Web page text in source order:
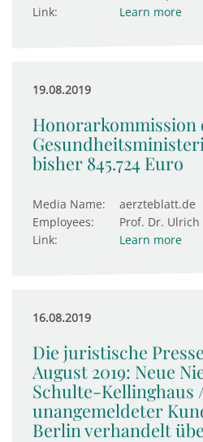
Link:
Learn more
19.08.2019
Honorarkommission
bisher 845.724 Euro
Media Name:
aerzteblatt.de
Employees:
Prof. Dr. Ulrich
Link:
Learn more
16.08.2019
Die juristische
August 2019: Neue
Schulte-Kel­ling­haus
unan­ge­mel­deter
Berlin ver­han­delt